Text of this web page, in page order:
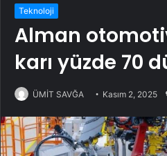
Teknoloji
Alman
karı yüzde 70
ÜMİT SAVĞA Kasım 2, 2025